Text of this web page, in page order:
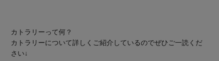
カトラリーって何？
カトラリーについて詳しくご紹介しているのでぜひご一読くだ
さい↓